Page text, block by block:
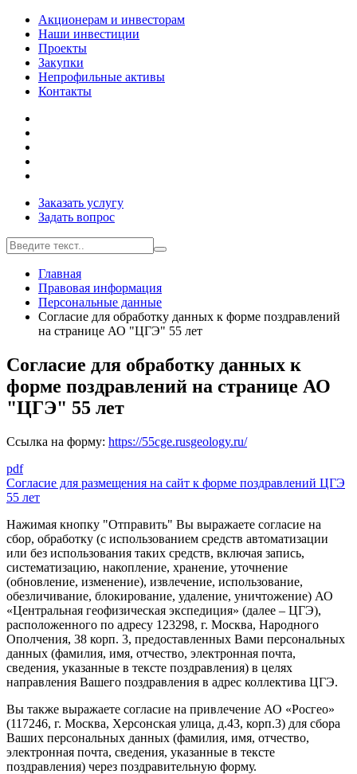
Акционерам и инвесторам
Наши инвестиции
Проекты
Закупки
Непрофильные активы
Контакты
Заказать услугу
Задать вопрос
Главная
Правовая информация
Персональные данные
Согласие для обработку данных к форме поздравлений
на странице АО "ЦГЭ" 55 лет
Согласие для обработку данных к
форме поздравлений на странице АО
"ЦГЭ" 55 лет
Ссылка на форму: https://55cge.rusgeology.ru/
pdf
Согласие для размещения на сайт к форме поздравлений ЦГЭ
55 лет
Нажимая кнопку "Отправить" Вы выражаете согласие на
сбор, обработку (с использованием средств автоматизации
или без использования таких средств, включая запись,
систематизацию, накопление, хранение, уточнение
(обновление, изменение), извлечение, использование,
обезличивание, блокирование, удаление, уничтожение) АО
«Центральная геофизическая экспедиция» (далее – ЦГЭ),
расположенного по адресу 123298, г. Москва, Народного
Ополчения, 38 корп. 3, предоставленных Вами персональных
данных (фамилия, имя, отчество, электронная почта,
сведения, указанные в тексте поздравления) в целях
направления Вашего поздравления в адрес коллектива ЦГЭ.
Вы также выражаете согласие на привлечение АО «Росгео»
(117246, г. Москва, Херсонская улица, д.43, корп.3) для сбора
Ваших персональных данных (фамилия, имя, отчество,
электронная почта, сведения, указанные в тексте
поздравления) через поздравительную форму.